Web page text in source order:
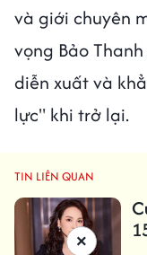
và giới chuyên
vọng Bảo
diễn xuất và
lực" khi trở lại.
TIN LIÊN QUAN
×